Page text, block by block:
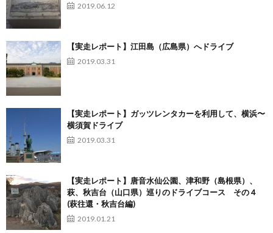
2019.06.12
【実走レポート】江田島（広島県）へドライブ
2019.03.31
【実走レポート】ガッツレンタカーを利用して、横浜〜
横須賀ドライブ
2019.03.31
【実走レポート】唐音水仙公園、津和野（島根県）、
萩、秋吉台（山口県）巡りのドライブコース その４
(萩往還・秋吉台編)
2019.01.21